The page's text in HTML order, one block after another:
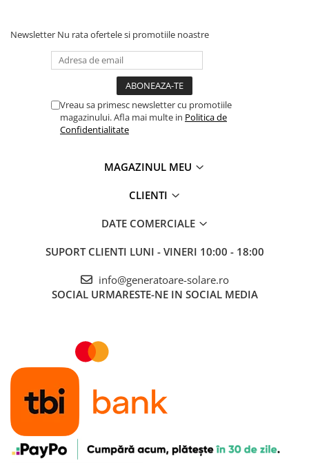
Newsletter Nu rata ofertele si promotiile noastre
Vreau sa primesc newsletter cu promotiile
magazinului. Afla mai multe in Politica de
Confidentialitate
MAGAZINUL MEU
CLIENTI
DATE COMERCIALE
SUPORT CLIENTI LUNI - VINERI 10:00 - 18:00
info@generatoare-solare.ro
SOCIAL URMARESTE-NE IN SOCIAL MEDIA